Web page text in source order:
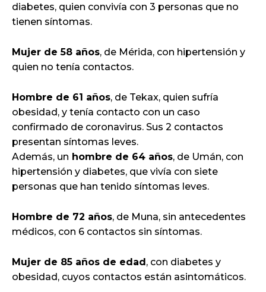
diabetes, quien convivía con 3 personas que no
tienen síntomas.
Mujer de 58 años, de Mérida, con hipertensión y
quien no tenía contactos.
Hombre de 61 años, de Tekax, quien sufría
obesidad, y tenía contacto con un caso
confirmado de coronavirus. Sus 2 contactos
presentan síntomas leves.
Además, un hombre de 64 años, de Umán, con
hipertensión y diabetes, que vivía con siete
personas que han tenido síntomas leves.
Hombre de 72 años, de Muna, sin antecedentes
médicos, con 6 contactos sin síntomas.
Mujer de 85 años de edad, con diabetes y
obesidad, cuyos contactos están asintomáticos.